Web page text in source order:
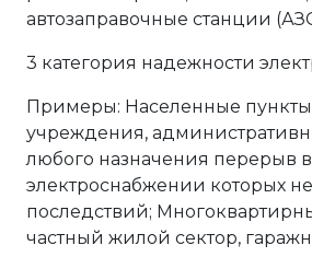
автозаправочные станции
3 категория надежности
Примеры: Населенные
учреждения,
любого назначения перерыв в
электроснабжении которых
последствий;
частный жилой сектор,